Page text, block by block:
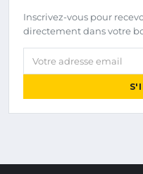
Inscrivez-vous pour
directement dans votre
Votre adresse email